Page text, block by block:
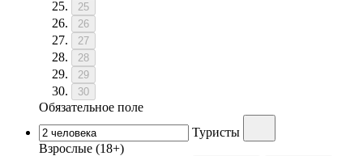
25
26
27
28
29
30
Обязательное поле
Туристы
Взрослые (18+)